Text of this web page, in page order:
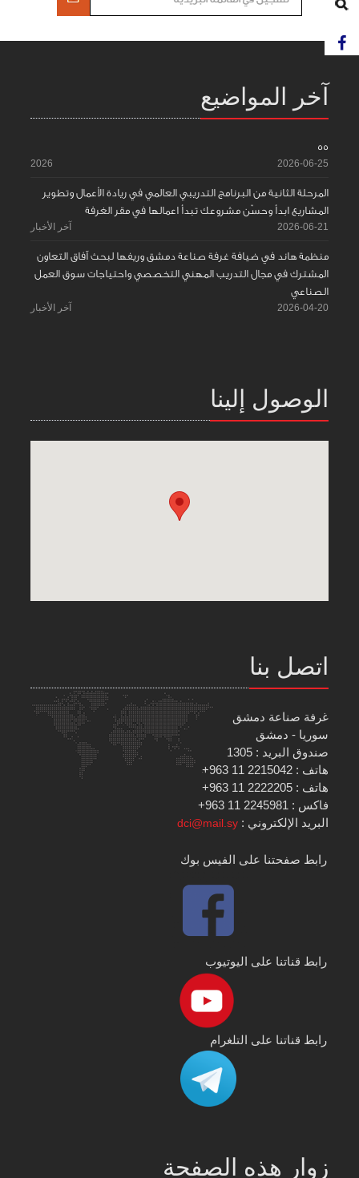
آخر المواضيع
55
2026-06-25
2026
المرحلة الثانية من البرنامج التدريبي العالمي في ريادة الأعمال وتطوير
المشاريع ابدأ وحسّن مشروعك تبدأ اعمالها في مقر الغرفة
2026-06-21 آخر الأخبار
منظمة هاند في ضيافة غرفة صناعة دمشق وريفها لبحث آفاق التعاون
المشترك في مجال التدريب المهني التخصصي واحتياجات سوق العمل
الصناعي
2026-04-20 آخر الأخبار
الوصول إلينا
اتصل بنا
غرفة صناعة دمشق
سوريا - دمشق
صندوق البريد : 1305
هاتف : 2215042 11 963+
هاتف : 2222205 11 963+
فاكس : 2245981 11 963+
البريد الإلكتروني :dci@mail.sy
رابط صفحتنا على الفيس بوك
رابط قناتنا على اليوتيوب
رابط قناتنا على التلغرام
زوار هذه الصفحة